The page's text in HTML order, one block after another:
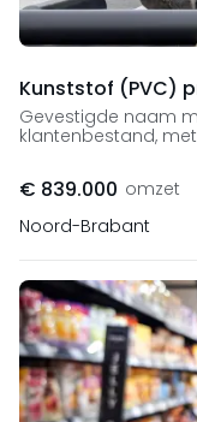
Kunststof (PVC)
Gevestigde naam
klantenbestand,
€ 839.000 omzet
Noord-Brabant